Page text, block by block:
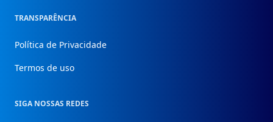
TRANSPARÊNCIA
Política de Privacidade
Termos de uso
SIGA NOSSAS REDES